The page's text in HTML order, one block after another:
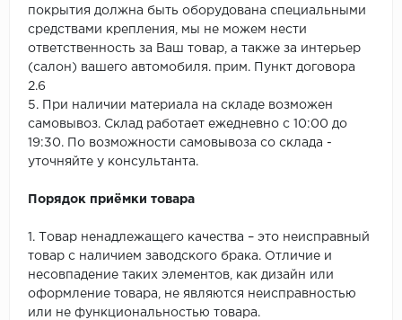
покрытия должна быть оборудована специальными
средствами крепления, мы не можем нести
ответственность за Ваш товар, а также за интерьер
(салон) вашего автомобиля. прим. Пункт договора
2.6
5. При наличии материала на складе возможен
самовывоз. Склад работает ежедневно с 10:00 до
19:30. По возможности самовывоза со склада -
уточняйте у консультанта.
Порядок приёмки товара
1. Товар ненадлежащего качества – это неисправный
товар с наличием заводского брака. Отличие и
несовпадение таких элементов, как дизайн или
оформление товара, не являются неисправностью
или не функциональностью товара.